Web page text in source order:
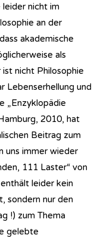
nicht im
an der
akademische
als
ist nicht Philosophie
Lebenserhellung und
„Enzyklopädie
2010, hat
Beitrag zum
uns immer wieder
111 Laster“ von
leider kein
sondern nur den
!) zum Thema
gelebte